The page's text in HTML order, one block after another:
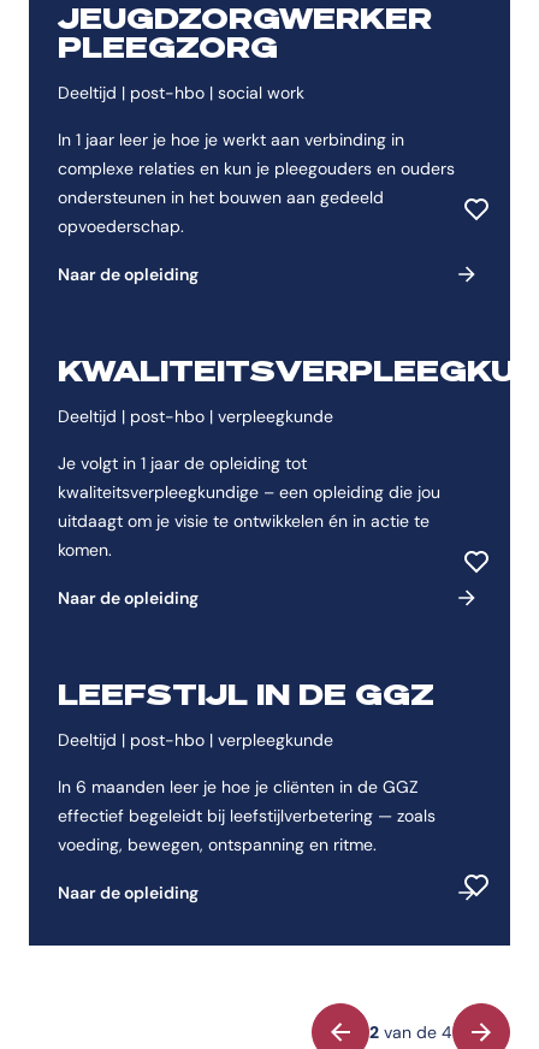
JEUGDZORGWERKER
PLEEGZORG
Deeltijd | post-hbo | social work
In 1 jaar leer je hoe je werkt aan verbinding in
complexe relaties en kun je pleegouders en ouders
ondersteunen in het bouwen aan gedeeld
opvoederschap.
Naar de opleiding
Deeltijd | post-hbo | verpleegkunde
Je volgt in 1 jaar de opleiding tot
kwaliteitsverpleegkundige – een opleiding die jou
uitdaagt om je visie te ontwikkelen én in actie te
komen.
Naar de opleiding
LEEFSTIJL IN DE GGZ
Deeltijd | post-hbo | verpleegkunde
In 6 maanden leer je hoe je cliënten in de GGZ
effectief begeleidt bij leefstijlverbetering — zoals
voeding, bewegen, ontspanning en ritme.
Naar de opleiding
Vorige
2 van de 4